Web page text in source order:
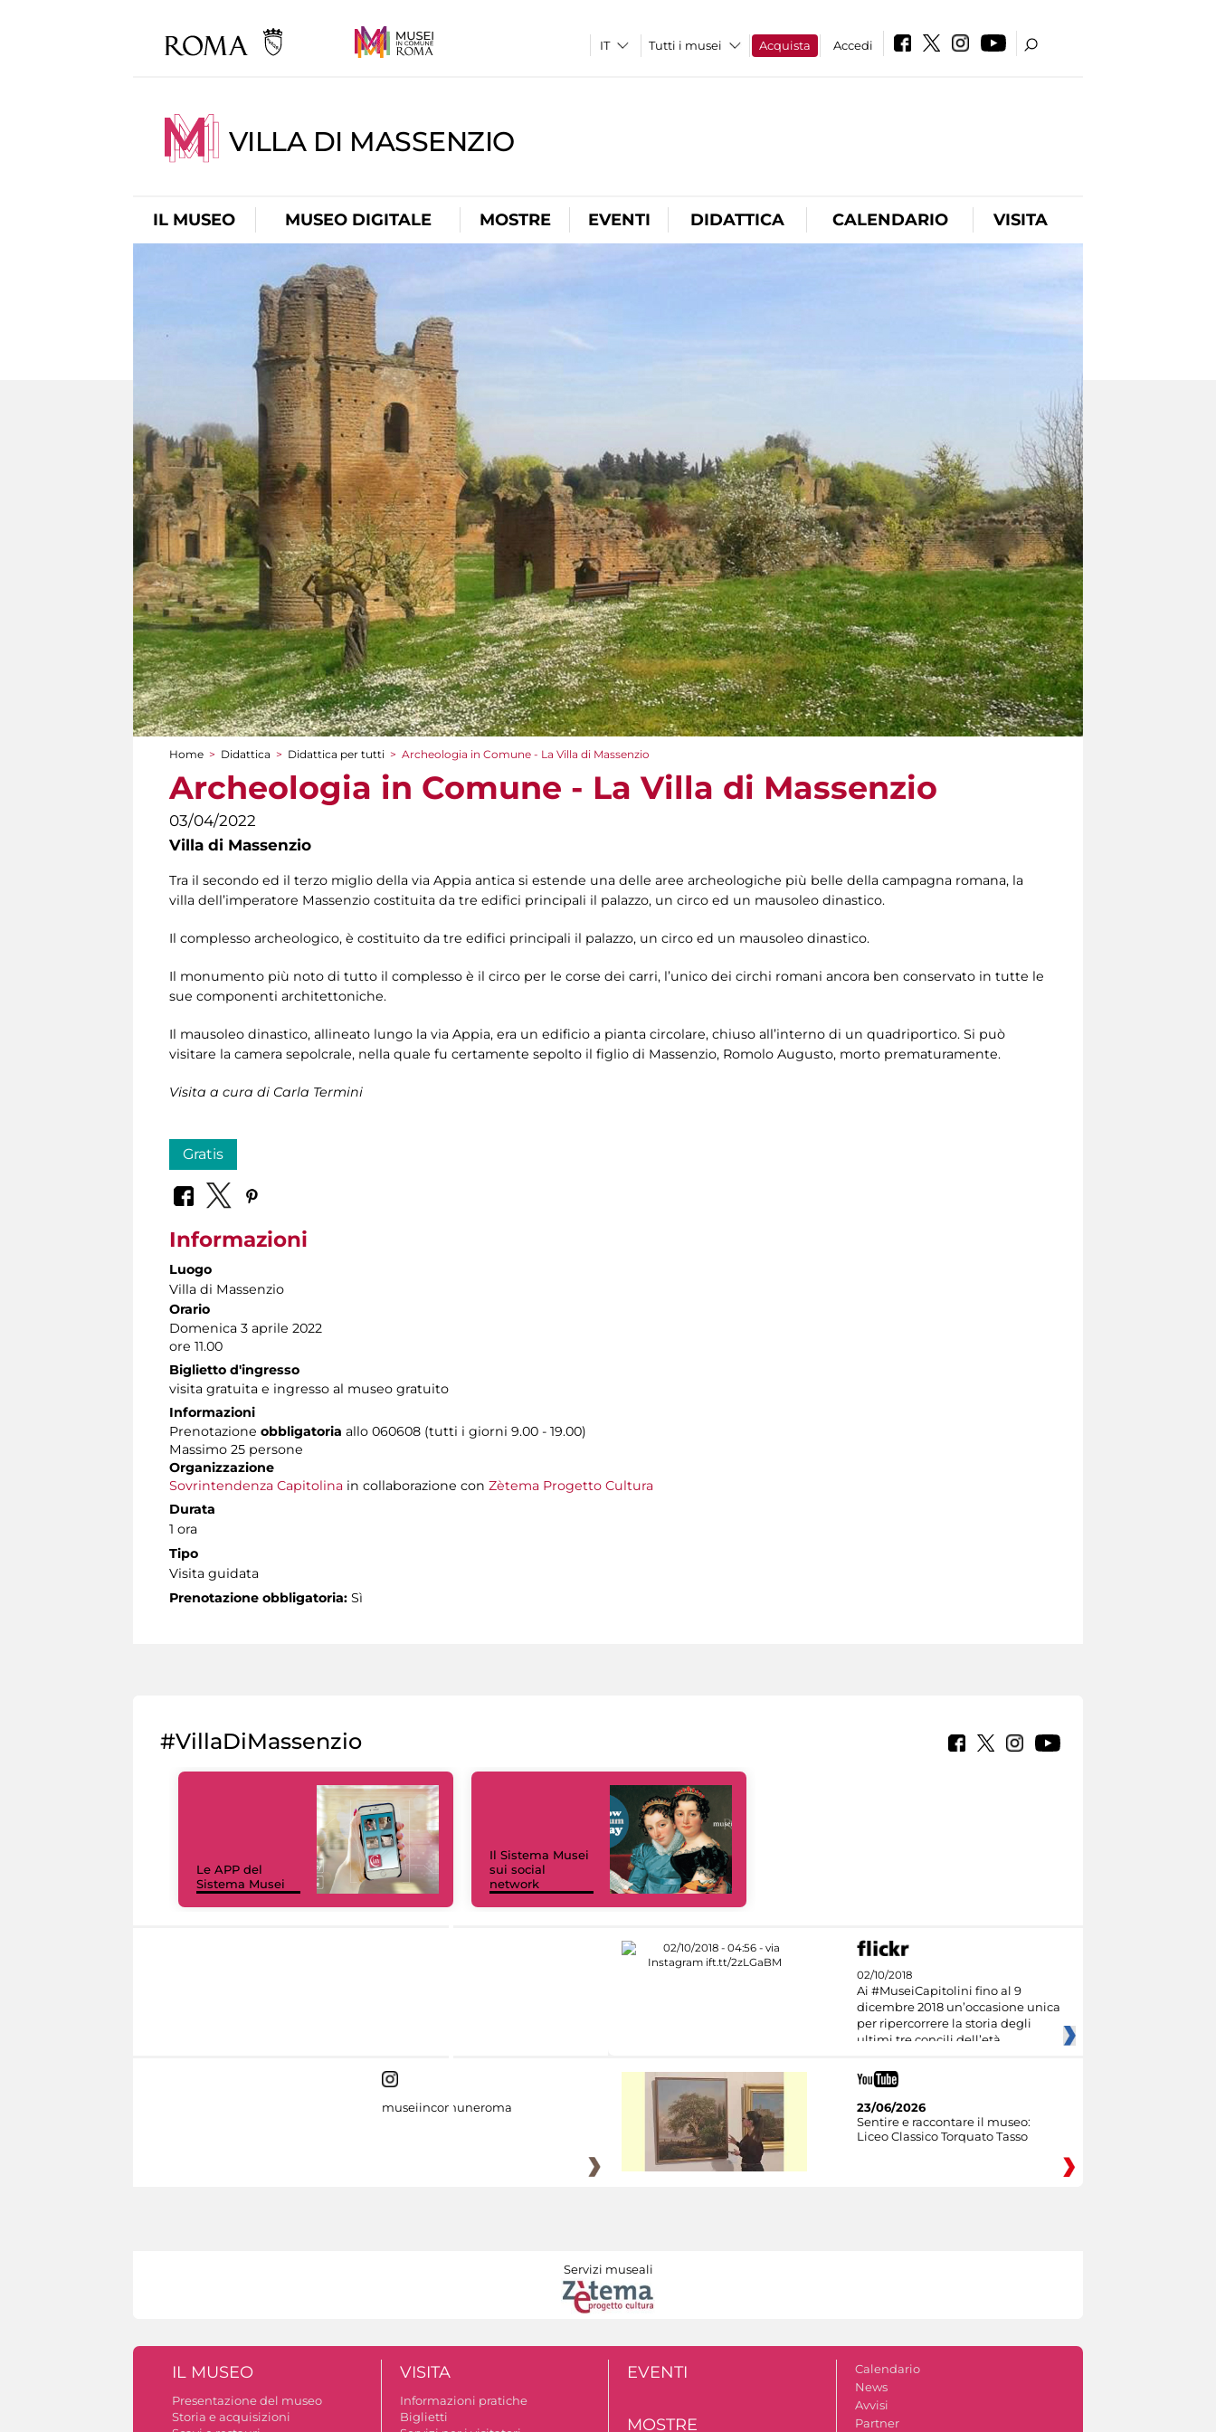
Tutti i musei Acquista Accedi
VILLA DI MASSENZIO
IL MUSEO MUSEO DIGITALE MOSTRE EVENTI DIDATTICA CALENDARIO VISITA
Tu sei qui
Home > Didattica > Didattica per tutti > Archeologia in Comune - La Villa di Massenzio
Archeologia in Comune - La Villa di Massenzio
03/04/2022
Villa di Massenzio
Tra il secondo ed il terzo miglio della via Appia antica si estende una delle aree archeologiche più belle della campagna romana, la
villa dell’imperatore Massenzio costituita da tre edifici principali il palazzo, un circo ed un mausoleo dinastico.
Il complesso archeologico, è costituito da tre edifici principali il palazzo, un circo ed un mausoleo dinastico.
Il monumento più noto di tutto il complesso è il circo per le corse dei carri, l’unico dei circhi romani ancora ben conservato in tutte le
sue componenti architettoniche.
Il mausoleo dinastico, allineato lungo la via Appia, era un edificio a pianta circolare, chiuso all’interno di un quadriportico. Si può
visitare la camera sepolcrale, nella quale fu certamente sepolto il figlio di Massenzio, Romolo Augusto, morto prematuramente.
Visita a cura di Carla Termini
Gratis
Informazioni
Luogo
Villa di Massenzio
Orario
Domenica 3 aprile 2022
ore 11.00
Biglietto d'ingresso
visita gratuita e ingresso al museo gratuito
Informazioni
Prenotazione obbligatoria allo 060608 (tutti i giorni 9.00 - 19.00)
Massimo 25 persone
Organizzazione
Sovrintendenza Capitolina in collaborazione con Zètema Progetto Cultura
Durata
1 ora
Tipo
Visita guidata
Prenotazione obbligatoria: Sì
#VillaDiMassenzio
Le APP del
Sistema Musei
Il Sistema Musei
sui social
network
02/10/2018
Ai #MuseiCapitolini fino al 9
dicembre 2018 un’occasione unica
per ripercorrere la storia degli
ultimi tre concili dell’età
museiincomuneroma
23/06/2026
Sentire e raccontare il museo:
Liceo Classico Torquato Tasso
Servizi museali
IL MUSEO
Presentazione del museo
Storia e acquisizioni
VISITA
Informazioni pratiche
Biglietti
EVENTI
MOSTRE
Calendario
News
Avvisi
Partner